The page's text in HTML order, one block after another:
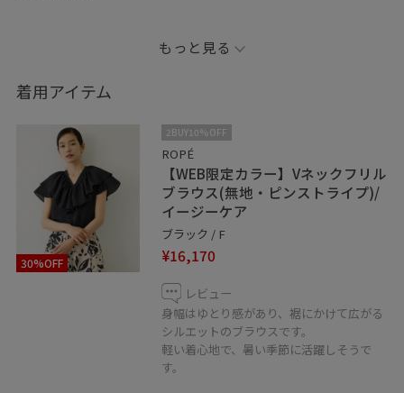
※店頭及び屋外での撮影画像は、光の当たり具合で
色味が異なって見える場合がございます。
商品の色味はスタジオ撮影の画像をご参照下さい。
※記載のないアイテムはスタッフ私物です。
■♡ボタンを押してお気に入り！
お気に入りしていただくと、気になったコーディネート
や商品がチェックしやすくなります。
Instagramはじめました！
もっと見る
着用アイテム
30%OFF
2BUY10%OFF
ROPÉ
【WEB限定カラー】Vネックフリル
ブラウス(無地・ピンストライプ)/
イージーケア
ブラック / F
¥16,170
レビュー
身幅はゆとり感があり、裾にかけて広がる
シルエットのブラウスです。
軽い着心地で、暑い季節に活躍しそうで
す。